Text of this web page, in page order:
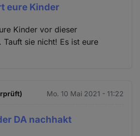
eure Kinder
Kinder vor dieser
Tauft sie nicht! Es ist eure
Mo. 10 Mai 2021 - 11:22
DA nachhakt